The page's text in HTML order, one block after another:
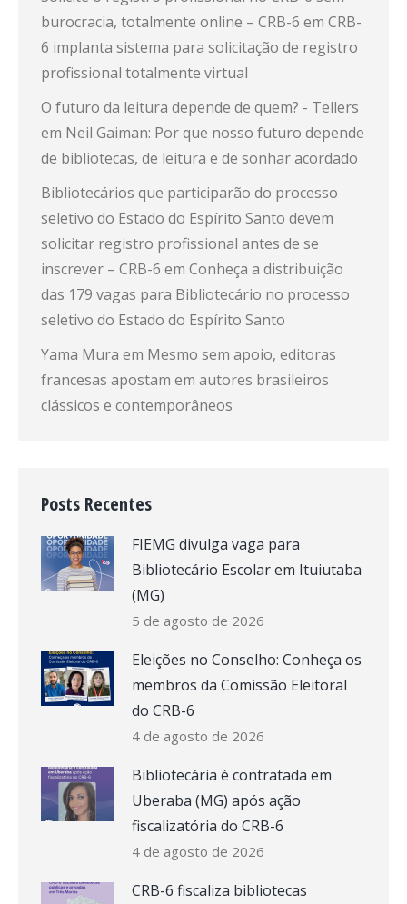
burocracia, totalmente online – CRB-6 em CRB-
6 implanta sistema para solicitação de registro
profissional totalmente virtual
O futuro da leitura depende de quem? - Tellers
em Neil Gaiman: Por que nosso futuro depende
de bibliotecas, de leitura e de sonhar acordado
Bibliotecários que participarão do processo
seletivo do Estado do Espírito Santo devem
solicitar registro profissional antes de se
inscrever – CRB-6 em Conheça a distribuição
das 179 vagas para Bibliotecário no processo
seletivo do Estado do Espírito Santo
Yama Mura em Mesmo sem apoio, editoras
francesas apostam em autores brasileiros
clássicos e contemporâneos
Posts Recentes
FIEMG divulga vaga para
Bibliotecário Escolar em Ituiutaba
(MG)
5 de agosto de 2026
Eleições no Conselho: Conheça os
membros da Comissão Eleitoral
do CRB-6
4 de agosto de 2026
Bibliotecária é contratada em
Uberaba (MG) após ação
fiscalizatória do CRB-6
4 de agosto de 2026
CRB-6 fiscaliza bibliotecas